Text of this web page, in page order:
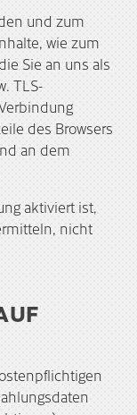
und zum
wie zum
Sie an uns als
TLS-
des Browsers
an dem
aktiviert ist,
nicht